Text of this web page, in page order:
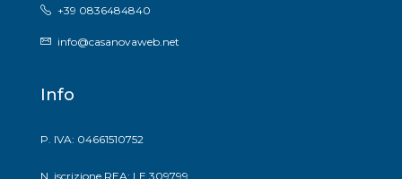
+39 0836484840
info@casanovaweb.net
Info
P. IVA: 04661510752
N. iscrizione REA: LE 309799